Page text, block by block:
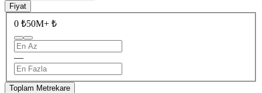
Fiyat
0 ₺50M+ ₺
—
Toplam Metrekare